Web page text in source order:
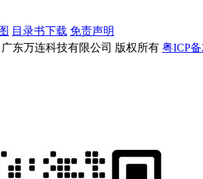
目录书下载 免责声明
广东万连科技有限公司 版权所有 粤ICP备